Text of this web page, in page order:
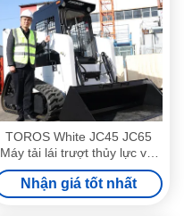
TOROS White JC45 JC65
Máy tải lái trượt thủy lực với
phụ kiện
Nhận giá tốt nhất